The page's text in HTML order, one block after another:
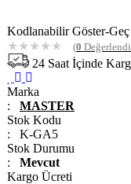
Kodlanabilir Göster-
★★★★★ (0
24 Saat İçinde
Marka
: MASTER
Stok Kodu
: K-GA5
Stok Durumu
: Mevcut
Kargo Ücreti